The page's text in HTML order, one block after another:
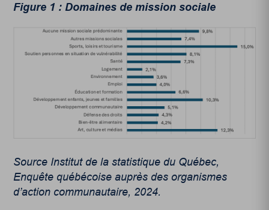
Figure 1 : Domaines de mission sociale
Source Institut de la statistique du Québec,
Enquête québécoise auprès des organismes
d’action communautaire, 2024.